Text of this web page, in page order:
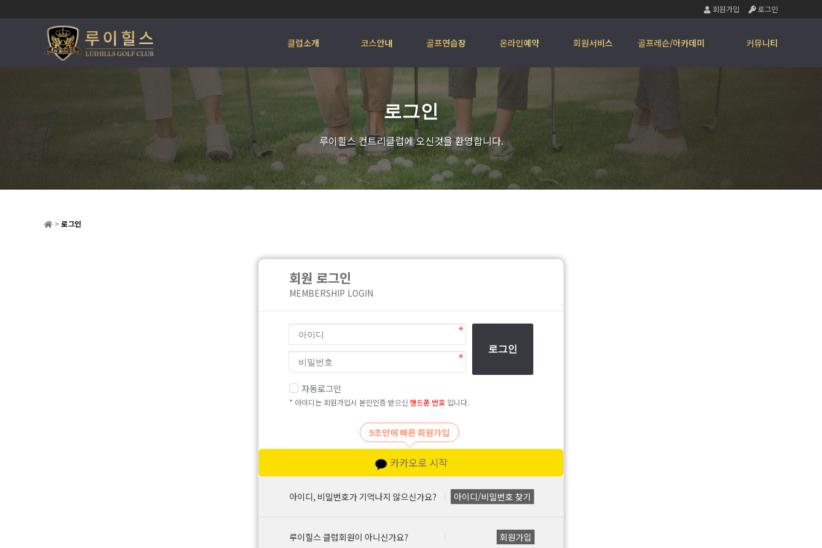
회원가입 로그인
클럽소개 코스안내 골프연습장 온라인예약 회원서비스 골프레슨/아카데미 커뮤니티
로그인
루이힐스 컨트리클럽에 오신것을 환영합니다.
> 로그인
회원 로그인
MEMBERSHIP LOGIN
로그인
자동로그인
* 아이디는 회원가입시 본인인증 받으신 핸드폰 번호 입니다.
카카오로 시작
5초만에 빠른 회원가입
아이디, 비밀번호가 기억나지 않으신가요? 아이디/비밀번호 찾기
루이힐스 클럽회원이 아니신가요? 회원가입